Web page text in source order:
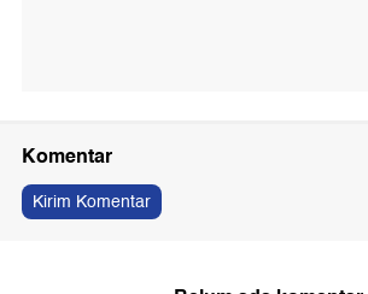
Komentar
Kirim Komentar